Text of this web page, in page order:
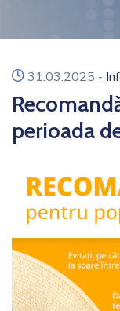
icon
31.03.2025 -
perioada